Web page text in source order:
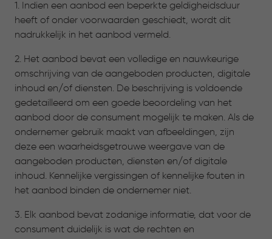
1. Indien een aanbod een beperkte geldigheidsduur
heeft of onder voorwaarden geschiedt, wordt dit
nadrukkelijk in het aanbod vermeld.
2. Het aanbod bevat een volledige en nauwkeurige
omschrijving van de aangeboden producten, digitale
inhoud en/of diensten. De beschrijving is voldoende
gedetailleerd om een goede beoordeling van het
aanbod door de consument mogelijk te maken. Als de
ondernemer gebruik maakt van afbeeldingen, zijn
deze een waarheidsgetrouwe weergave van de
aangeboden producten, diensten en/of digitale
inhoud. Kennelijke vergissingen of kennelijke fouten in
het aanbod binden de ondernemer niet.
3. Elk aanbod bevat zodanige informatie, dat voor de
consument duidelijk is wat de rechten en